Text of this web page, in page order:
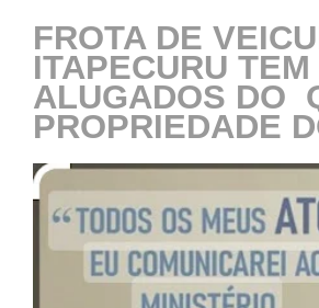
FROTA DE
ITAPECURU
ALUGADOS DO
PROPRIEDADE